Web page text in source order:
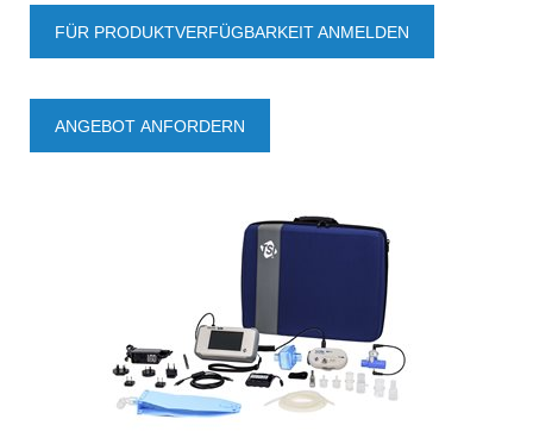
FÜR PRODUKTVERFÜGBARKEIT ANMELDEN
ANGEBOT ANFORDERN